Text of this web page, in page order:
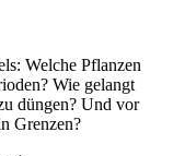
Welche Pflanzen
Wie gelangt
düngen? Und vor
Grenzen?